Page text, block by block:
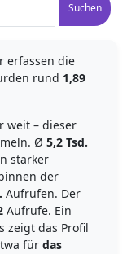
Suchen
erfassen die
rund 1,89
weit – dieser
Ø 5,2 Tsd.
starker
der
Aufrufen. Der
Aufrufe. Ein
zeigt das Profil
für das